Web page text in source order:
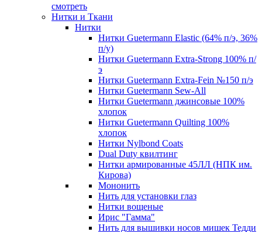
смотреть
Нитки и Ткани
Нитки
Нитки Guetermann Elastic (64% п/э, 36%
п/у)
Нитки Guetermann Extra-Strong 100% п/
э
Нитки Guetermann Extra-Fein №150 п/э
Нитки Guetermann Sew-All
Нитки Guetermann джинсовые 100%
хлопок
Нитки Guetermann Quilting 100%
хлопок
Нитки Nylbond Coats
Dual Duty квилтинг
Нитки армированные 45ЛЛ (НПК им.
Кирова)
Мононить
Нить для установки глаз
Нитки вощеные
Ирис "Гамма"
Нить для вышивки носов мишек Тедди